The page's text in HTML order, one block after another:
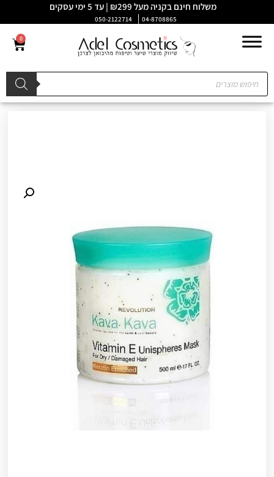
משלוח חינם בקניה מעל ₪299 | עד 5 ימי עסקים
04-8708865
050-2122714
0